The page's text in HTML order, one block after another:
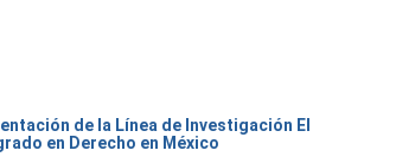
de la Línea de Investigación El
en Derecho en México